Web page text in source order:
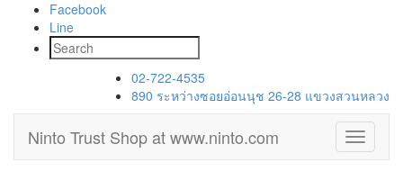
Facebook
Line
02-722-4535
890 ระหว่างซอยอ่อนนุช 26-28 แขวงสวนหลวง
Toggle
Ninto Trust Shopat www.ninto.com